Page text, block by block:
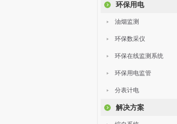
环保用电
油烟监测
环保数采仪
环保在线监测系统
环保用电监管
分表计电
解决方案